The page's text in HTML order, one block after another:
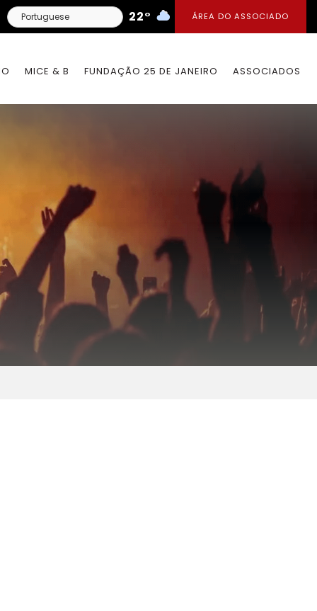
22° ÁREA DO ASSOCIADO
MICE & B FUNDAÇÃO 25 DE JANEIRO ASSOCIADOS